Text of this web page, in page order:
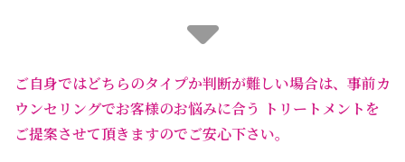
ご自身ではどちらのタイプか判断が難しい場合は、 事前カ
ウンセリングでお客様のお悩みに合う トリートメントを
ご提案させて頂きますのでご安心下さい。